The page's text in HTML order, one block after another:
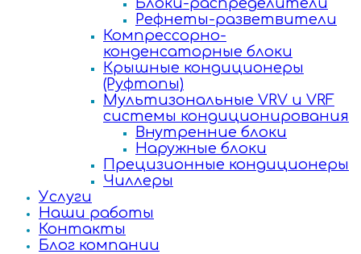
Блоки-распределители
Рефнеты-разветвители
Компрессорно-
конденсаторные блоки
Крышные кондиционеры
(Руфтопы)
Мультизональные VRV и VRF
системы кондиционирования
Внутренние блоки
Наружные блоки
Прецизионные кондиционеры
Чиллеры
Услуги
Наши работы
Контакты
Блог компании